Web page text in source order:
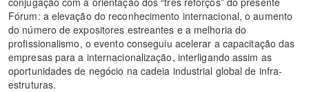
Fórum: a elevação do reconhecimento internacional, o aumento
do número de expositores estreantes e a melhoria do
profissionalismo, o evento conseguiu acelerar a capacitação das
empresas para a internacionalização, interligando assim as
oportunidades de negócio na cadeia industrial global de infra-
estruturas.